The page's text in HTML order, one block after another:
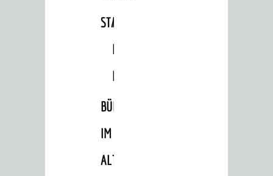
STADTHALLE
ROLF-
ENGELBRECHT-
HAUS
BÜRGERSAAL
IM
ALTEN